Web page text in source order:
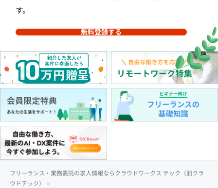
す。
無料登録する
フリーランス・業務委託の求人情報ならクラウドワークス テック（旧クラ
ウドテック）